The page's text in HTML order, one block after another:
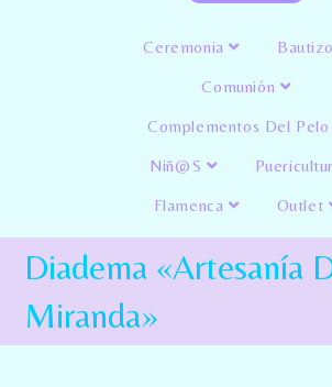
Ceremonia Bautizo
Comunión
Complementos Del
Niñ@s
Flamenca Outlet
Diadema «Artesanía
Miranda»